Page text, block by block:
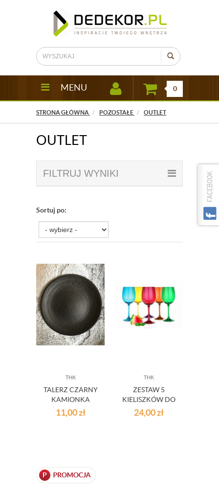
MENU 0
STRONA GŁÓWNA POZOSTAŁE OUTLET
OUTLET
FILTRUJ WYNIKI
Sortuj po:
THK
TALERZ CZARNY
KAMIONKA
OBIADOWY
BLACK OUTLET
11,00zł
THK
ZESTAW 5
KIELISZKÓW DO
WINA 260 ML
POMARAŃCZOWE
24,00zł